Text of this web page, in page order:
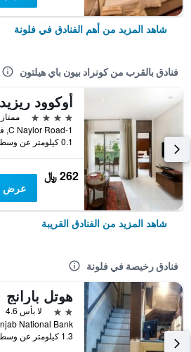
شاهد المزيد من أهم الفنادق في فلونة
فنادق بالقرب من كونراد بيون باي هيلتون
4 نجوم
ممتاز 8.5
1-C Naylor Road, فلونة, الهند
0.1 كيلومتر عن وسط المدينة
262 ﷼
عرض
شاهد المزيد من الفنادق القريبة
فنادق رخيصة في فلونة
هوتل بارانج
2 نجمتين
لا بأس 4.6
1.3 كيلومتر عن وسط المدينة